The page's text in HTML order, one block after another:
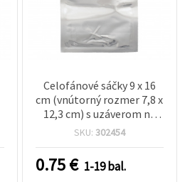
Celofánové sáčky 9 x 16
cm (vnútorný rozmer 7,8 x
12,3 cm) s uzáverom na
zips a hliníkovou zadnou
SKU: 302454
0.75€ 1-19 bal.